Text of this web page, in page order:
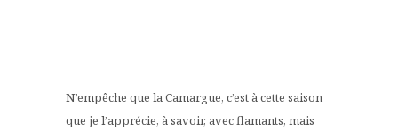
N’empêche que la Camargue, c’est à cette saison
que je l’apprécie, à savoir, avec flamants, mais